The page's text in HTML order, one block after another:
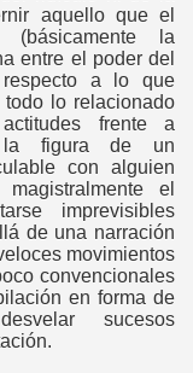
aquello que el
(básicamente la
entre el poder del
a lo que
lo relacionado
frente a
la figura de un
con alguien
el
imprevisibles
de una narración
movimientos
convencionales
en forma de
sucesos
ón.